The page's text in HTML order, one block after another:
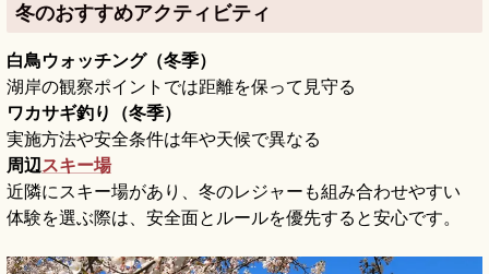
冬のおすすめアクティビティ
白鳥ウォッチング（冬季）
湖岸の観察ポイントでは距離を保って見守る
ワカサギ釣り（冬季）
実施方法や安全条件は年や天候で異なる
周辺スキー場
近隣にスキー場があり、冬のレジャーも組み合わせやすい
体験を選ぶ際は、安全面とルールを優先すると安心です。